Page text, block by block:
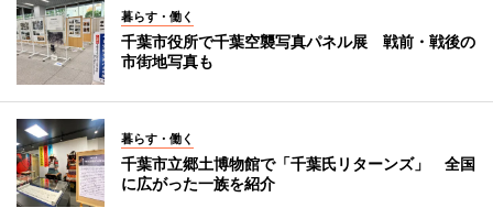
暮らす・働く
千葉市役所で千葉空襲写真パネル展 戦前・戦後の
市街地写真も
暮らす・働く
千葉市立郷土博物館で「千葉氏リターンズ」 全国
に広がった一族を紹介